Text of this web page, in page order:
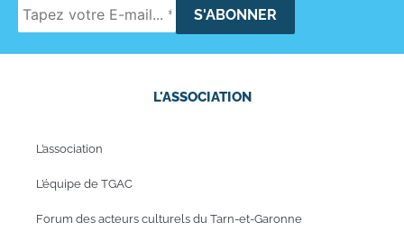
L'ASSOCIATION
L’association
L’équipe de TGAC
Forum des acteurs culturels du Tarn-et-Garonne